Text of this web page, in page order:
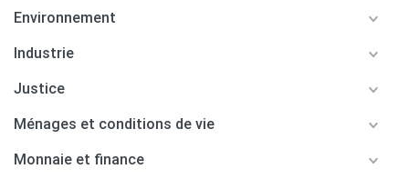
Environnement
Industrie
Justice
Ménages et conditions de vie
Monnaie et finance